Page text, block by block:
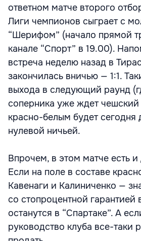
ответном матче второго
Лиги чемпионов сыграет с
“Шерифом” (начало прямой
канале “Спорт” в 19.00).
встреча неделю назад в
закончилась вничью — 1:1.
выхода в следующий раунд
соперника уже ждет чешский
красно-белым будет сегодня
нулевой ничьей.
Впрочем, в этом матче есть и
Если на поле в составе
Кавенаги и Калиниченко —
со стопроцентной гарантией
останутся в “Спартаке”. А
руководство клуба все-таки